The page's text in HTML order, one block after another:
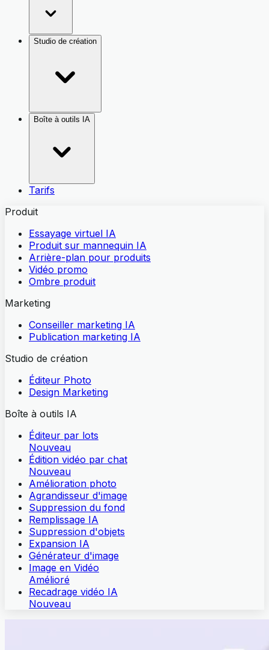
Studio de création
Boîte à outils IA
Tarifs
Produit
Essayage virtuel IA
Produit sur mannequin IA
Arrière-plan pour produits
Vidéo promo
Ombre produit
Marketing
Conseiller marketing IA
Publication marketing IA
Studio de création
Éditeur Photo
Design Marketing
Boîte à outils IA
Éditeur par lots
Nouveau
Édition vidéo par chat
Nouveau
Amélioration photo
Agrandisseur d'image
Suppression du fond
Remplissage IA
Suppression d'objets
Expansion IA
Générateur d'image
Image en Vidéo
Amélioré
Recadrage vidéo IA
Nouveau